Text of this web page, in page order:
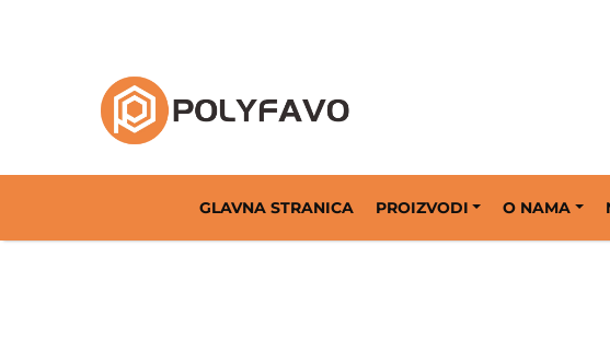
GLAVNA STRANICA PROIZVODI O NAMA